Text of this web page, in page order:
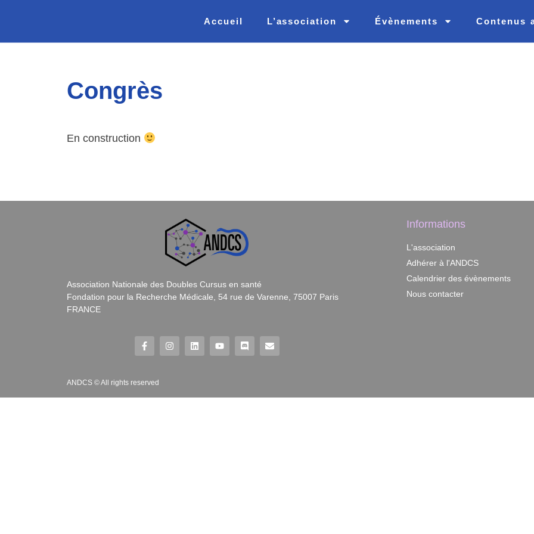
Accueil L’association Évènements Contenus
Congrès
En construction
Association Nationale des Doubles Cursus en santé
Fondation pour la Recherche Médicale, 54 rue de Varenne, 75007 Paris
FRANCE
Informations
L'association
Adhérer à l'ANDCS
Calendrier des évènements
Nous contacter
ANDCS © All rights reserved